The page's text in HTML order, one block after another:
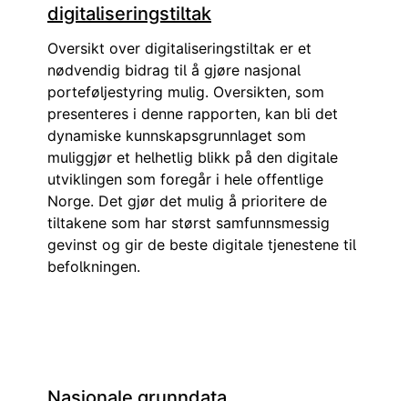
digitaliseringstiltak
Oversikt over digitaliseringstiltak er et
nødvendig bidrag til å gjøre nasjonal
porteføljestyring mulig. Oversikten, som
presenteres i denne rapporten, kan bli det
dynamiske kunnskapsgrunnlaget som
muliggjør et helhetlig blikk på den digitale
utviklingen som foregår i hele offentlige
Norge. Det gjør det mulig å prioritere de
tiltakene som har størst samfunnsmessig
gevinst og gir de beste digitale tjenestene til
befolkningen.